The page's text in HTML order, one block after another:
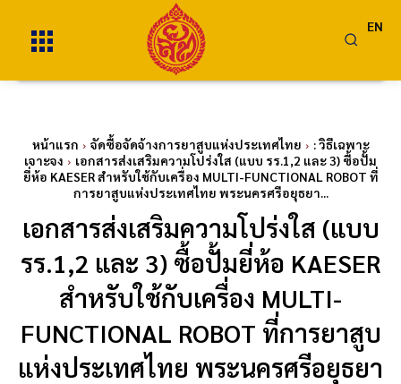
EN
หน้าแรก จัดซื้อจัดจ้างการยาสูบแห่งประเทศไทย
: วิธีเฉพาะ
เจาะจง
เอกสารส่งเสริมความโปร่งใส (แบบ รร.1,2 และ 3) ซื้อปั้ม
ยี่ห้อ KAESER สำหรับใช้กับเครื่อง MULTI-FUNCTIONAL ROBOT ที่
การยาสูบแห่งประเทศไทย พระนครศรีอยุธยา...
เอกสารส่งเสริมความโปร่งใส (แบบ
รร.1,2 และ 3) ซื้อปั้มยี่ห้อ KAESER
สำหรับใช้กับเครื่อง MULTI-
FUNCTIONAL ROBOT ที่การยาสูบ
แห่งประเทศไทย พระนครศรีอยุธยา